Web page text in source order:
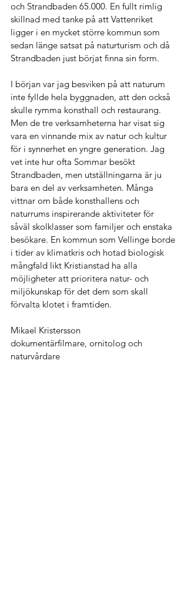
och Strandbaden 65.000. En fullt rimlig
skillnad med tanke på att Vattenriket
ligger i en mycket större kommun som
sedan länge satsat på naturturism och då
Strandbaden just börjat finna sin form.
I början var jag besviken på att naturum
inte fyllde hela byggnaden, att den också
skulle rymma konsthall och restaurang.
Men de tre verksamheterna har visat sig
vara en vinnande mix av natur och kultur
för i synnerhet en yngre generation. Jag
vet inte hur ofta Sommar besökt
Strandbaden, men utställningarna är ju
bara en del av verksamheten. Många
vittnar om både konsthallens och
naturrums inspirerande aktiviteter för
såväl skolklasser som familjer och enstaka
besökare. En kommun som Vellinge borde
i tider av klimatkris och hotad biologisk
mångfald likt Kristianstad ha alla
möjligheter att prioritera natur- och
miljökunskap för det dem som skall
förvalta klotet i framtiden.
Mikael Kristersson
dokumentärfilmare, ornitolog och
naturvårdare